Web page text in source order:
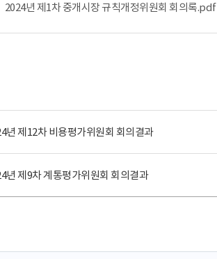
2024년 제1차 중개시장 규칙개정위원회 회의록.pdf
년 제12차 비용평가위원회 회의결과
년 제9차 계통평가위원회 회의결과